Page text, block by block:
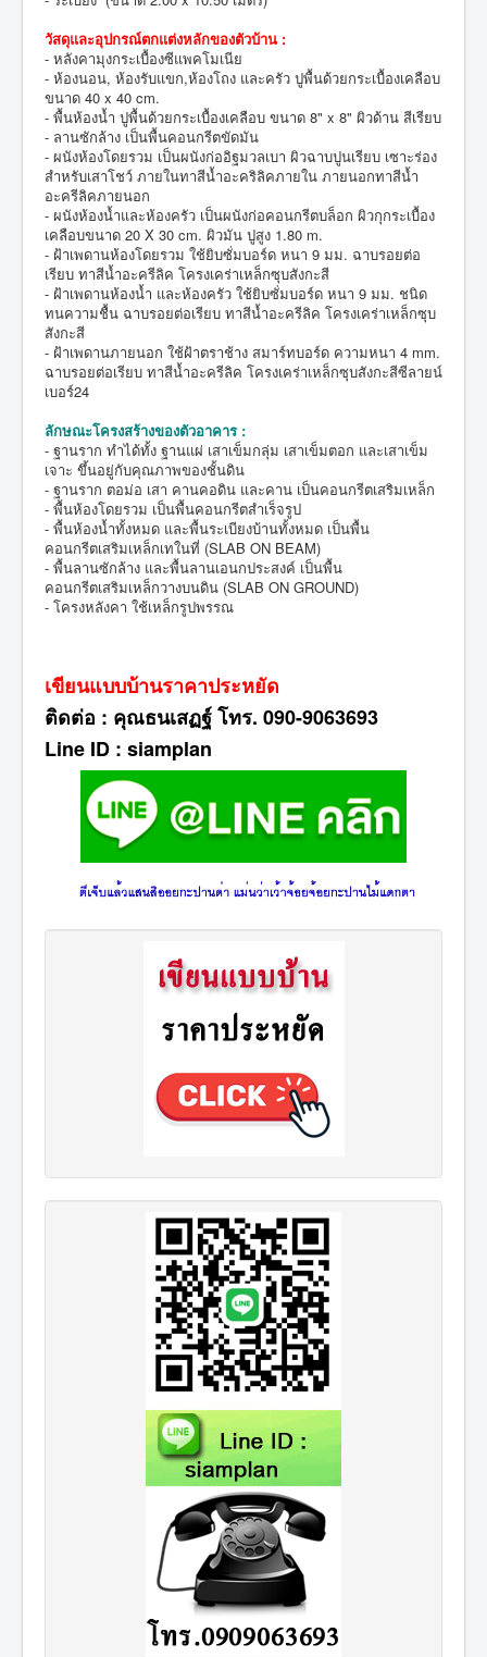
วัสดุและอุปกรณ์ตกแต่งหลักของตัวบ้าน :
- หลังคามุงกระเบื้องซีแพคโมเนีย
- ห้องนอน, ห้องรับแขก,ห้องโถง และครัว ปูพื้นด้วยกระเบื้องเคลือบ
ขนาด 40 x 40 cm.
- พื้นห้องน้ำ ปูพื้นด้วยกระเบื้องเคลือบ ขนาด 8" x 8" ผิวด้าน สีเรียบ
- ลานซักล้าง เป็นพื้นคอนกรีตขัดมัน
- ผนังห้องโดยรวม เป็นผนังก่ออิฐมวลเบา ผิวฉาบปูนเรียบ เซาะร่อง
สำหรับเสาโชว์ ภายในทาสีน้ำอะคริลิคภายใน ภายนอกทาสีน้ำ
อะครีลิคภายนอก
- ผนังห้องน้ำและห้องครัว เป็นผนังก่อคอนกรีตบล็อก ผิวกุกระเบื้อง
เคลือบขนาด 20 X 30 cm. ผิวมัน ปูสูง 1.80 m.
- ฝ้าเพดานห้องโดยรวม ใช้ยิบซั่มบอร์ด หนา 9 มม. ฉาบรอยต่อ
เรียบ ทาสีน้ำอะครีลิค โครงเคร่าเหล็กซุบสังกะสี
- ฝ้าเพดานห้องน้ำ และห้องครัว ใช้ยิบซั่มบอร์ด หนา 9 มม. ชนิด
ทนความชื้น ฉาบรอยต่อเรียบ ทาสีน้ำอะครีลิค โครงเคร่าเหล็กซุบ
สังกะสี
- ฝ้าเพดานภายนอก ใช้ฝ้าตราช้าง สมาร์ทบอร์ด ความหนา 4 mm.
ฉาบรอยต่อเรียบ ทาสีน้ำอะครีลิค โครงเคร่าเหล็กซุบสังกะสีซีลายน์
เบอร์24
ลักษณะโครงสร้างของตัวอาคาร :
- ฐานราก ทำได้ทั้ง ฐานแผ่ เสาเข็มกลุ่ม เสาเข็มตอก และเสาเข็ม
เจาะ ขึ้นอยู่กับคุณภาพของชั้นดิน
- ฐานราก ตอม่อ เสา คานคอดิน และคาน เป็นคอนกรีตเสริมเหล็ก
- พื้นห้องโดยรวม เป็นพื้นคอนกรีตสำเร็จรูป
- พื้นห้องน้ำทั้งหมด และพื้นระเบียงบ้านทั้งหมด เป็นพื้น
คอนกรีตเสริมเหล็กเทในที่ (SLAB ON BEAM)
- พื้นลานซักล้าง และพื้นลานเอนกประสงค์ เป็นพื้น
คอนกรีตเสริมเหล็กวางบนดิน (SLAB ON GROUND)
- โครงหลังคา ใช้เหล็กรูปพรรณ
เขียนแบบบ้านราคาประหยัด
ติดต่อ : คุณธนเสฏฐ์ โทร. 090-9063693
Line ID : siamplan